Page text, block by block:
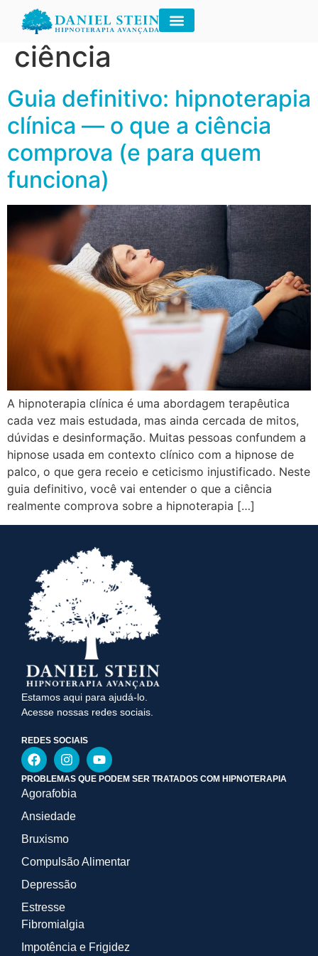
Tag:hipnose e
ciência
Guia definitivo: hipnoterapia
clínica — o que a ciência
comprova (e para quem
funciona)
A hipnoterapia clínica é uma abordagem terapêutica
cada vez mais estudada, mas ainda cercada de mitos,
dúvidas e desinformação. Muitas pessoas confundem a
hipnose usada em contexto clínico com a hipnose de
palco, o que gera receio e ceticismo injustificado. Neste
guia definitivo, você vai entender o que a ciência
realmente comprova sobre a hipnoterapia […]
Estamos aqui para ajudá-lo.
Acesse nossas redes sociais.
REDES SOCIAIS
PROBLEMAS QUE PODEM SER TRATADOS COM HIPNOTERAPIA
Agorafobia
Ansiedade
Bruxismo
Compulsão Alimentar
Depressão
Estresse
Fibromialgia
Impotência e Frigidez